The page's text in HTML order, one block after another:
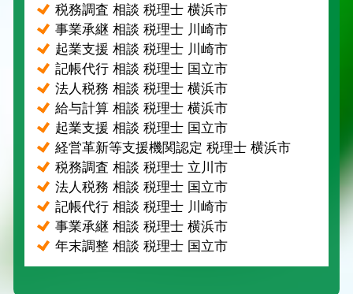
税務調査 相談 税理士 横浜市
事業承継 相談 税理士 川崎市
起業支援 相談 税理士 川崎市
記帳代行 相談 税理士 国立市
法人税務 相談 税理士 横浜市
給与計算 相談 税理士 横浜市
起業支援 相談 税理士 国立市
経営革新等支援機関認定 税理士 横浜市
税務調査 相談 税理士 立川市
法人税務 相談 税理士 国立市
記帳代行 相談 税理士 川崎市
事業承継 相談 税理士 横浜市
年末調整 相談 税理士 国立市